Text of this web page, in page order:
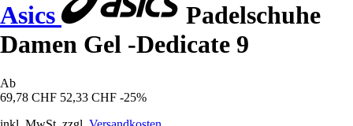
Asics
Padelschuhe
Damen Gel -Dedicate 9
Ab
69,78 CHF 52,33 CHF -25%